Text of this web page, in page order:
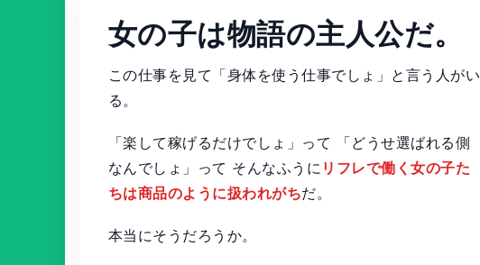
女の子は物語の主人公だ。
この仕事を見て「身体を使う仕事でしょ」と言う人がい
る。
「楽して稼げるだけでしょ」って 「どうせ選ばれる側
なんでしょ」って そんなふうに リフレで働く女の子た
ちは商品のように扱われがちだ。
本当にそうだろうか。